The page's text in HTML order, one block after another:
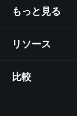
ニュース
ラーニングハブ
メッセンジャー
概要
外国為替
指数
もっと見る
アフィリエイトプ
企業情報
リソース
ヘルプセンター
比較